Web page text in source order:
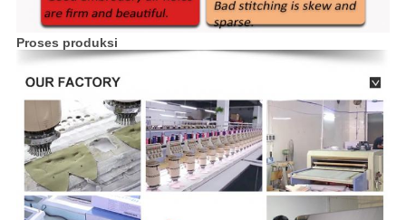
Proses produksi